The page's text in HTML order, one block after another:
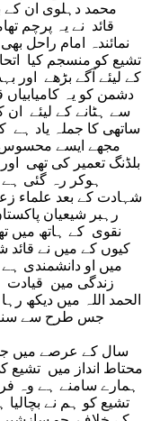
محمد دہلوی ان کے
قائد نے یہ پرچم
نمائندہ امام راحل
تشیع کو منسجم کیا
کے لیئے آگے بڑھے اور
دشمن کو یہ
سے ہٹانے کے لیئے
ساتھی کا جملہ یاد
مجھے ایسے محسوس
بلڈنگ تعمیر کی تھی
ہوکر رہ گئی
شہادت کے بعد علماء
رہبر شیعیان
نقوی کے ہاتھ میں
کیوں کے میں نے
میں او دانشمندی
زندگی مین قیادت
الحمد اللہ میں دیکھ
جس طرح سے
محتاط انداز میں تشیع
ہمارے سامنے ہے وہ
تشیع کو ہم نے